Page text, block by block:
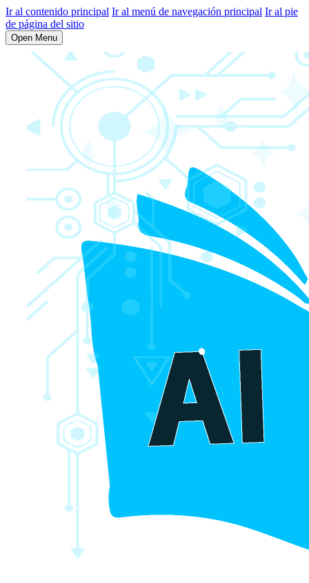
Ir al contenido principal Ir al menú de navegación principal Ir al pie
de página del sitio
Open Menu